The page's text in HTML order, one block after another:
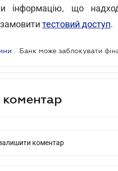
інформацію, що
тестовий доступ.
/ Банк може заблокувати
коментар